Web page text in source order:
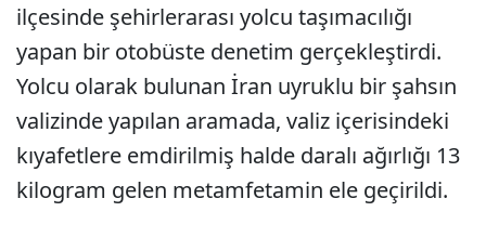
ilçesinde şehirlerarası yolcu taşımacılığı
yapan bir otobüste denetim gerçekleştirdi.
Yolcu olarak bulunan İran uyruklu bir şahsın
valizinde yapılan aramada, valiz içerisindeki
kıyafetlere emdirilmiş halde daralı ağırlığı 13
kilogram gelen metamfetamin ele geçirildi.